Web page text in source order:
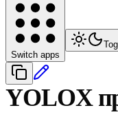
Switch apps
YOLOX